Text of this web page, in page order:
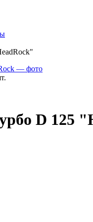
D 125